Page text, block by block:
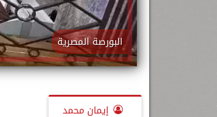
البورصة المصرية
إيمان محمد